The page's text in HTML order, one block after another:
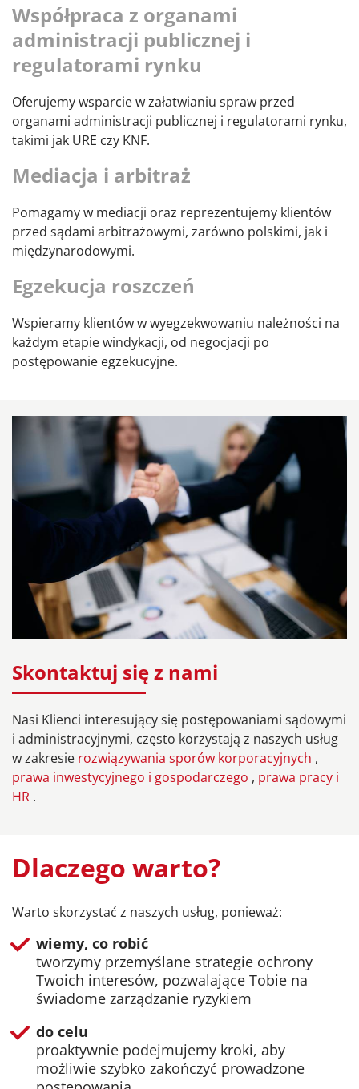
Współpraca z organami
administracji publicznej i
regulatorami rynku
Oferujemy wsparcie w załatwianiu spraw przed
organami administracji publicznej i regulatorami rynku,
takimi jak URE czy KNF.
Mediacja i arbitraż
Pomagamy w mediacji oraz reprezentujemy klientów
przed sądami arbitrażowymi, zarówno polskimi, jak i
międzynarodowymi.
Egzekucja roszczeń
Wspieramy klientów w wyegzekwowaniu należności na
każdym etapie windykacji, od negocjacji po
postępowanie egzekucyjne.
Skontaktuj się z nami
Nasi Klienci interesujący się postępowaniami sądowymi
i administracyjnymi, często korzystają z naszych usług
w zakresie rozwiązywania sporów korporacyjnych ,
prawa inwestycyjnego i gospodarczego , prawa pracy i
HR .
Dlaczego warto?
Warto skorzystać z naszych usług, ponieważ:
wiemy, co robić
tworzymy przemyślane strategie ochrony
Twoich interesów, pozwalające Tobie na
świadome zarządzanie ryzykiem
do celu
proaktywnie podejmujemy kroki, aby
możliwie szybko zakończyć prowadzone